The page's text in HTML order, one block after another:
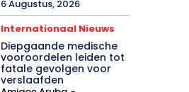
6 Augustus, 2026
Internationaal Nieuws
Diepgaande medische
vooroordelen leiden tot
fatale gevolgen voor
verslaafden